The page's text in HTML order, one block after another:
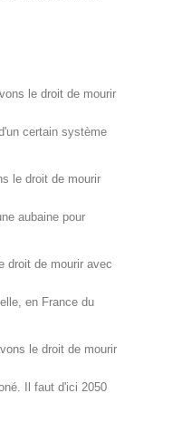
le droit de mourir
certain système
le droit de mourir
aubaine pour
droit de mourir avec
en France du
le droit de mourir
Il faut d'ici 2050